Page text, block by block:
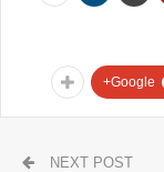
Google+
NEXT POST